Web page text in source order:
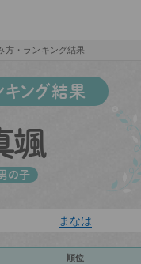
方・ランキング結果
キング結果
颯
の子
まなは
順位